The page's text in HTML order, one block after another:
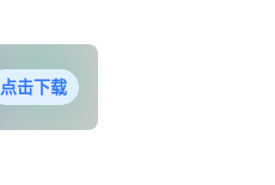
点击下载